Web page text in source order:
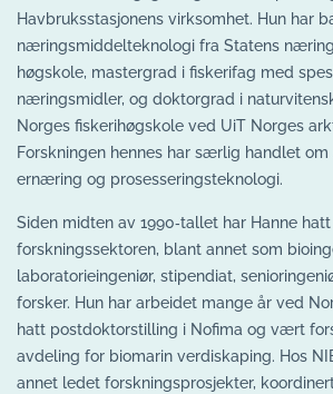
Havbruksstasjonens virksomhet. Hun har
næringsmiddelteknologi fra Statens
høgskole, mastergrad i fiskerifag med
næringsmidler, og doktorgrad i
Norges fiskerihøgskole ved UiT Norges
Forskningen hennes har særlig handlet om
ernæring og prosesseringsteknologi.
Siden midten av 1990‑tallet har Hanne
forskningssektoren, blant annet som
laboratorieingeniør, stipendiat,
forsker. Hun har arbeidet mange år ved
hatt postdoktorstilling i Nofima og vært
avdeling for biomarin verdiskaping. Hos
annet ledet forskningsprosjekter,